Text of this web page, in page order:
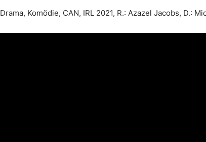
Drama, Komödie, CAN, IRL 2021, R.: Azazel Jacobs, D.: